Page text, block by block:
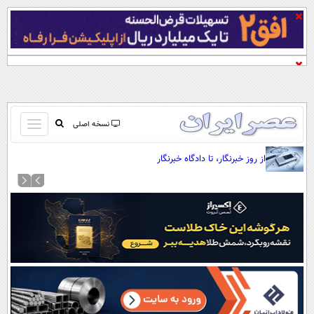
نسخه اصلی
باز
و
کردن
صفحه اول
آرشیو
نظرسنجی
آب و هوا
اوقات شرعی
سواد زندگی
از روز خبرنگار، تا دادگاه خبرنگار